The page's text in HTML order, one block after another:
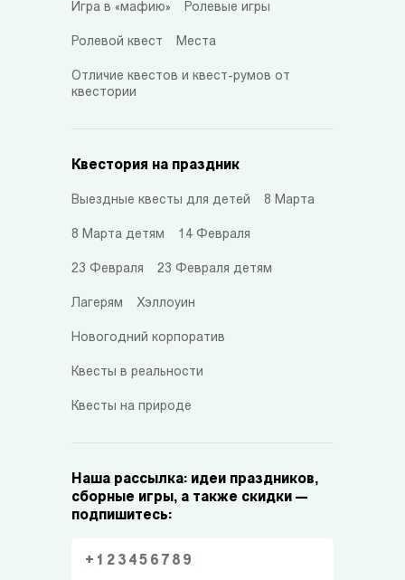
Игра в «мафию» Ролевые игры
Ролевой квест Места
Отличие квестов и квест-румов от
квестории
Квестория на праздник
Выездные квесты для детей 8 Марта
8 Марта детям 14 Февраля
23 Февраля 23 Февраля детям
Лагерям Хэллоуин
Новогодний корпоратив
Квесты в реальности
Квесты на природе
Наша рассылка: идеи праздников,
сборные игры, а также скидки —
подпишитесь: